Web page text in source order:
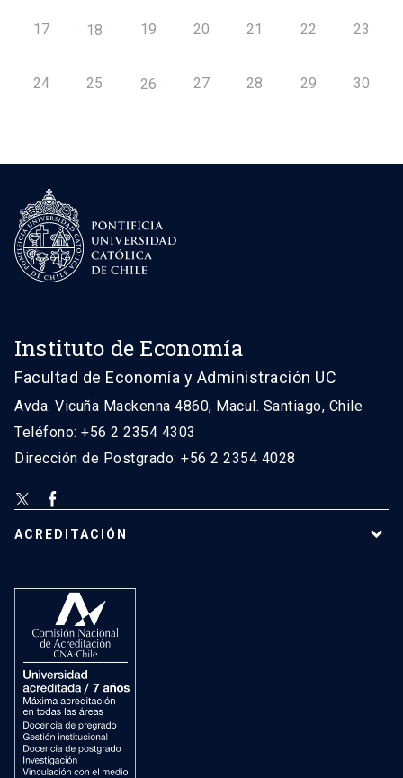
17 18 19 20 21 22 23
24 25 26 27 28 29 30
Instituto de Economía
Facultad de Economía y Administración UC
Avda. Vicuña Mackenna 4860, Macul. Santiago, Chile
Teléfono: +56 2 2354 4303
Dirección de Postgrado: +56 2 2354 4028
ACREDITACIÓN